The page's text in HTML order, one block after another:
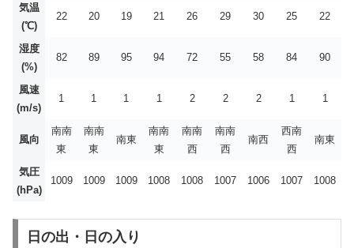
気温
(℃)
22 20 19 21 26 29 30 25 22
湿度
(%)
82 89 95 94 72 55 58 84 90
風速
(m/s)
1 1 1 1 2 2 2 1 1
風向
南南
東
南南
東
南東
南南
東
南南
西
南南
西
南西
西南
西
南東
気圧
(hPa)
1009 1009 1009 1008 1008 1007 1006 1007 1008
日の出・日の入り